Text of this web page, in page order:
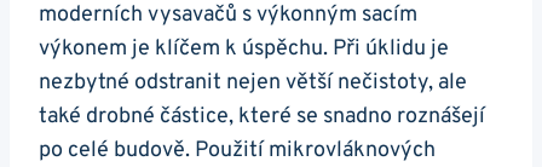
moderních vysavačů⁤ s výkonným sacím⁤
výkonem je klíčem k úspěchu. Při úklidu je
⁣nezbytné ‍odstranit nejen větší nečistoty, ale
také ⁢drobné částice, které se snadno roznášejí
po celé budově. Použití mikrovláknových